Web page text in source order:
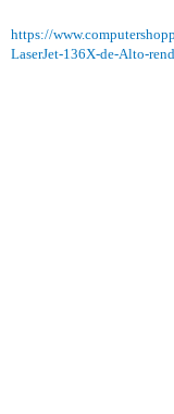
https://
LaserJet-136X-de-Alto-